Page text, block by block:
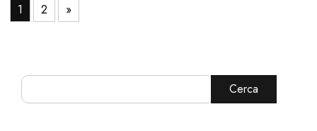
1 2 »
Cerca